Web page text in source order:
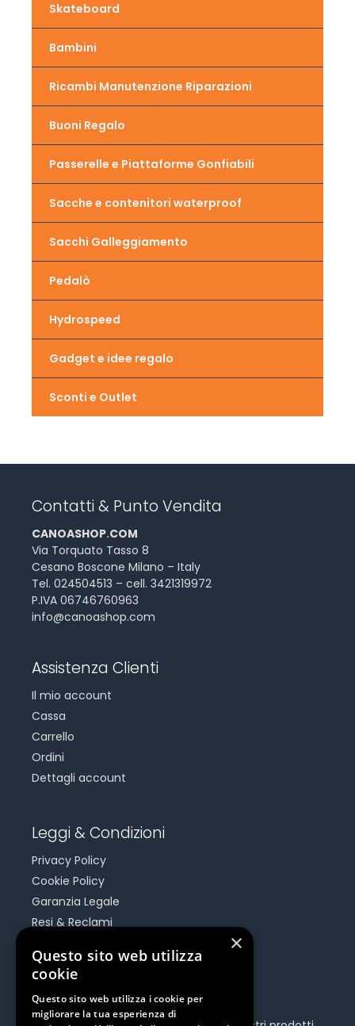
Skateboard
Bambini
Ricambi Manutenzione Riparazioni
Buoni Regalo
Passerelle e Piattaforme Gonfiabili
Sacche e contenitori waterproof
Sacchi Galleggiamento
Pedalò
Hydrospeed
Gadget e idee regalo
Sconti e Outlet
Contatti & Punto Vendita
CANOASHOP.COM
Via Torquato Tasso 8
Cesano Boscone Milano – Italy
Tel. 024504513 – cell. 3421319972
P.IVA 06746760963
info@canoashop.com
Assistenza Clienti
Il mio account
Cassa
Carrello
Ordini
Dettagli account
Leggi & Condizioni
Privacy Policy
Cookie Policy
Garanzia Legale
Resi & Reclami
Be Social
×
Questo sito web utilizza
cookie
Questo sito web utilizza i cookie per
migliorare la tua esperienza di